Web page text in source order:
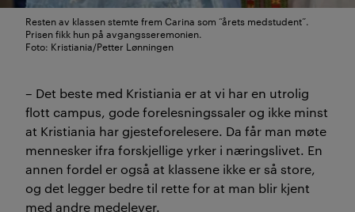
Resten av klassen stemte frem Carina som “årets medstudent”.
Prisen fikk hun på avgangsseremonien.
Foto: Kristiania/Petter Lønningen
– Det beste med Kristiania er at vi har en utrolig
flott campus, gode forelesningssaler og ikke minst
at Kristiania har gjesteforelesere. Da får man møte
mennesker ifra forskjellige yrker i næringslivet. En
annen fordel er også at klassene ikke er så store,
og det legger bedre til rette for at man blir kjent
med andre medelever.